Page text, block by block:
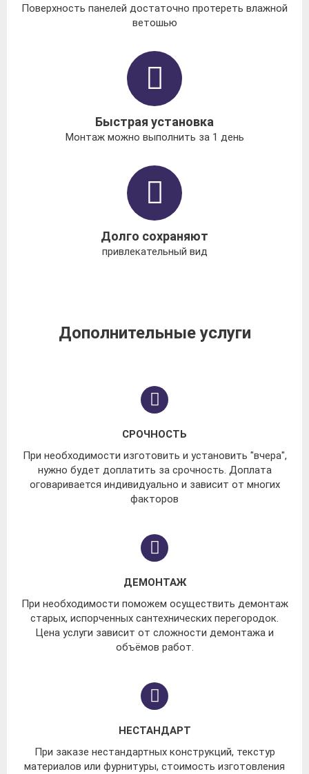
Поверхность панелей достаточно протереть влажной
ветошью
Быстрая установка
Монтаж можно выполнить за 1 день
Долго сохраняют
привлекательный вид
Дополнительные услуги
СРОЧНОСТЬ
При необходимости изготовить и установить "вчера",
нужно будет доплатить за срочность. Доплата
оговаривается индивидуально и зависит от многих
факторов
ДЕМОНТАЖ
При необходимости поможем осуществить демонтаж
старых, испорченных сантехнических перегородок.
Цена услуги зависит от сложности демонтажа и
объёмов работ.
НЕСТАНДАРТ
При заказе нестандартных конструкций, текстур
материалов или фурнитуры, стоимость изготовления